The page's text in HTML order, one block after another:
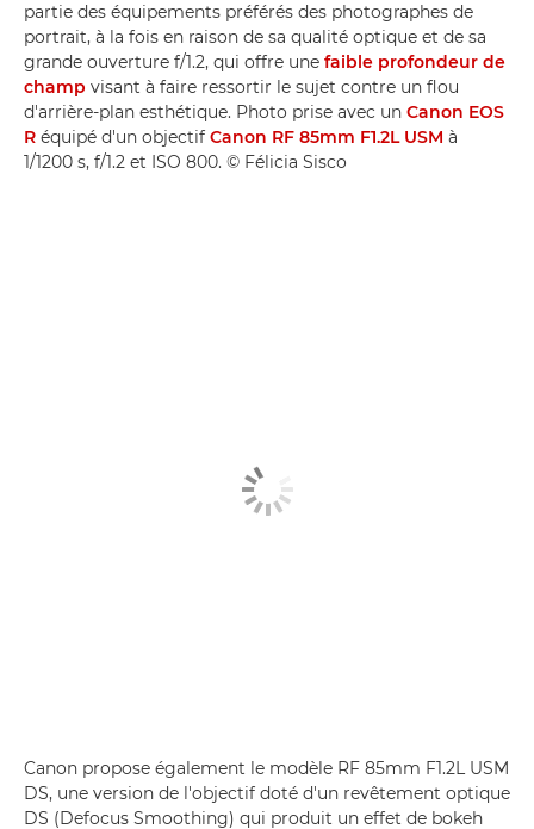
partie des équipements préférés des photographes de
portrait, à la fois en raison de sa qualité optique et de sa
grande ouverture f/1.2, qui offre une faible profondeur de
champ visant à faire ressortir le sujet contre un flou
d'arrière-plan esthétique. Photo prise avec un Canon EOS
R équipé d'un objectif Canon RF 85mm F1.2L USM à
1/1200 s, f/1.2 et ISO 800. © Félicia Sisco
Canon propose également le modèle RF 85mm F1.2L USM
DS, une version de l'objectif doté d'un revêtement optique
DS (Defocus Smoothing) qui produit un effet de bokeh